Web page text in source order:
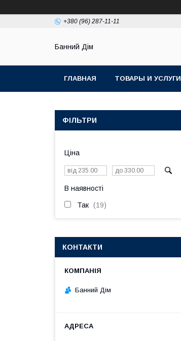
+380 (96) 287-11-11
Банний Дім
ГЛАВНАЯ ТОВАРЫ И УСЛУГИ
ФІЛЬТРИ
Ціна
В наявності
Так 19
КОНТАКТИ
Банний Дім